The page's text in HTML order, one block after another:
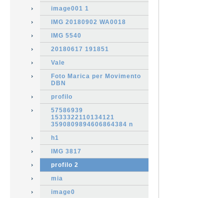
image001 1
IMG 20180902 WA0018
IMG 5540
20180617 191851
Vale
Foto Marica per Movimento
DBN
profilo
57586939
1533322110134121
3590809894606864384 n
h1
IMG 3817
profilo 2
mia
image0